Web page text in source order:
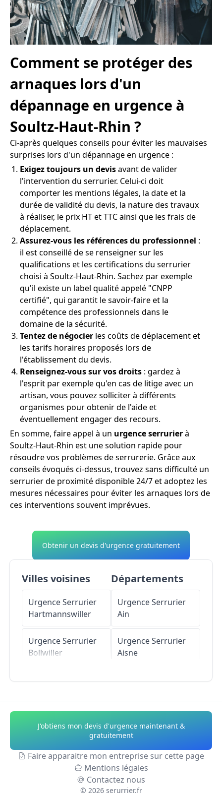
Comment se protéger des
arnaques lors d'un
dépannage en urgence à
Soultz-Haut-Rhin ?
Ci-après quelques conseils pour éviter les mauvaises
surprises lors d'un dépannage en urgence :
Exigez toujours un devisavant de valider
l'intervention du serrurier. Celui-ci doit
comporter les mentions légales, la date et la
durée de validité du devis, la nature des travaux
à réaliser, le prix HT et TTC ainsi que les frais de
déplacement.
Assurez-vous les références du professionnel :
il est conseillé de se renseigner sur les
qualifications et les certifications du serrurier
choisi à Soultz-Haut-Rhin. Sachez par exemple
qu'il existe un label qualité appelé "CNPP
certifié", qui garantit le savoir-faire et la
compétence des professionnels dans le
domaine de la sécurité.
Tentez de négocier les coûts de déplacement et
les tarifs horaires proposés lors de
l'établissement du devis.
Renseignez-vous sur vos droits : gardez à
l'esprit par exemple qu'en cas de litige avec un
artisan, vous pouvez solliciter à différents
organismes pour obtenir de l'aide et
éventuellement engager des recours.
En somme, faire appel à un urgence serrurierà
Soultz-Haut-Rhin est une solution rapide pour
résoudre vos problèmes de serrurerie. Grâce aux
conseils évoqués ci-dessus, trouvez sans difficulté un
serrurier de proximité disponible 24/7 et adoptez les
mesures nécessaires pour éviter les arnaques lors de
ces interventions souvent imprévues.
Obtenir un devis d'urgence gratuitement
Villes voisines
Urgence Serrurier
Hartmannswiller
Urgence Serrurier
Bollwiller
Urgence Serrurier
Issenheim
Urgence Serrurier
Raedersheim
Départements
Urgence Serrurier
Ain
Urgence Serrurier
Aisne
Urgence Serrurier
Alpes-de-Haute-
Urgence Serrurier
Hautes-Alpes
J'obtiens mon devis d'urgence maintenant &
gratuitement
Faire apparaitre mon entreprise sur cette page
Mentions légales
Contactez nous
© 2026 serurrier.fr